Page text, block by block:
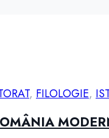
, FILOLOGIE,